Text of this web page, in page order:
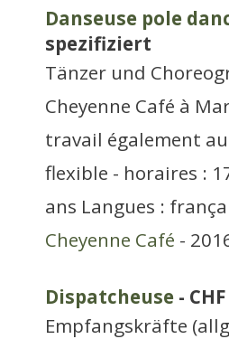
Danseuse pole
spezifiziert
Tänzer und
Cheyenne Café à
travail également
flexible - horaires :
ans Langues :
Cheyenne Café -
Dispatcheuse -
Empfangskräfte